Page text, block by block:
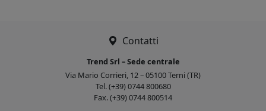
Contatti
Trend Srl – Sede centrale
Via Mario Corrieri, 12 – 05100 Terni (TR)
Tel. (+39) 0744 800680
Fax. (+39) 0744 800514